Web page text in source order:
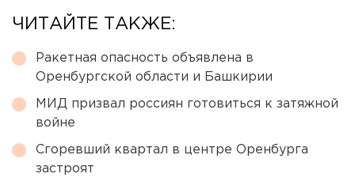
ЧИТАЙТЕ ТАКЖЕ:
Ракетная опасность объявлена в
Оренбургской области и Башкирии
МИД призвал россиян готовиться к затяжной
войне
Сгоревший квартал в центре Оренбурга
застроят